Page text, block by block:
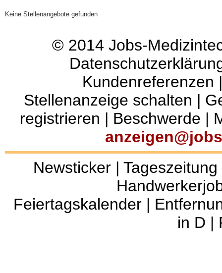
Keine Stellenangebote gefunden
© 2014 Jobs-
Kundenreferenzen
Stellenanzeige schalten |
registrieren | Beschwerde |
Newsticker| Tageszeitung
Feiertagskalender|
in D |